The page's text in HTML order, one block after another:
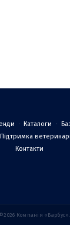
Каталоги
Підтримка
Контакти
©2026 Компанія